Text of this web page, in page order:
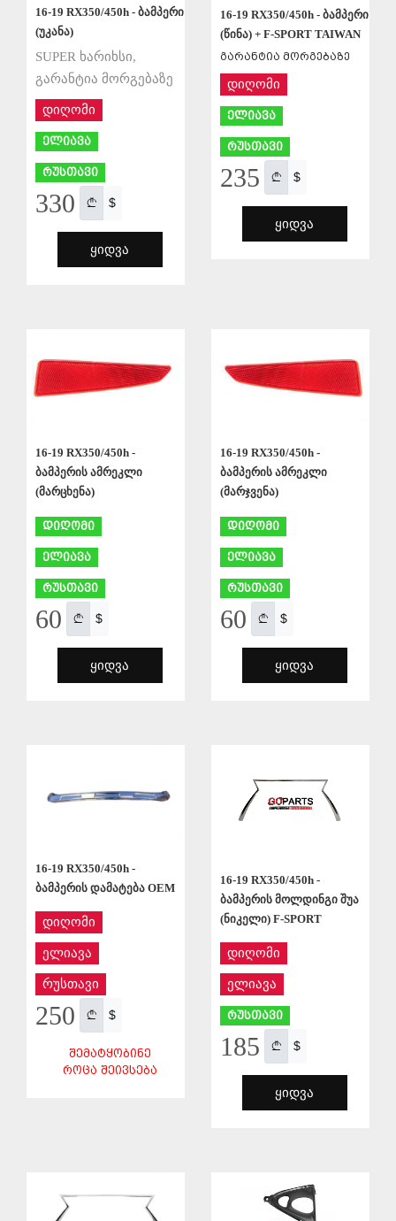
16-19 RX350/450h - ბამპერი
(უკანა)
SUPER ხარიხსი,
გარანტია მორგებაზე
დიღომი
ელიავა
რუსთავი
330 $
ᲧᲘᲓᲕᲐ
16-19 RX350/450h - ბამპერი
(წინა) + F-SPORT TAIWAN
გარანტია მორგებაზე
დიღომი
ელიავა
რუსთავი
235 $
ᲧᲘᲓᲕᲐ
16-19 RX350/450h -
ბამპერის ამრეკლი
(მარცხენა)
დიღომი
ელიავა
რუსთავი
60 $
ᲧᲘᲓᲕᲐ
16-19 RX350/450h -
ბამპერის ამრეკლი
(მარჯვენა)
დიღომი
ელიავა
რუსთავი
60 $
ᲧᲘᲓᲕᲐ
16-19 RX350/450h -
ბამპერის დამატება OEM
დიღომი
ელიავა
რუსთავი
250 $
ᲨᲔᲛᲐᲢᲧᲝᲑᲘᲜᲔ
ᲠᲝᲪᲐ ᲨᲔᲘᲕᲡᲔᲑᲐ
16-19 RX350/450h -
ბამპერის მოლდინგი შუა
(ნიკელი) F-SPORT
დიღომი
ელიავა
რუსთავი
185 $
ᲧᲘᲓᲕᲐ